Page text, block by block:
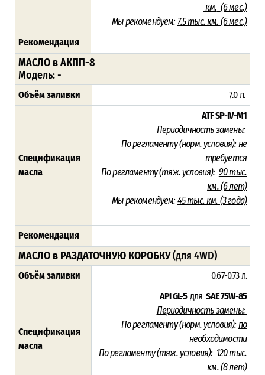
км. (6 мес.)
Мы рекомендуем: 7.5 тыс. км. (6 мес.)
Рекомендация
МАСЛО в АКПП-8
Модель: -
Объём заливки 7.0 л.
Спецификация
масла
ATF SP-IV-M1
Периодичность замены:
По регламенту (норм. условия): не
требуется
По регламенту (тяж. условия): 90 тыс.
км. (6 лет)
Мы рекомендуем: 45 тыс. км. (3 года)
Рекомендация
МАСЛО в РАЗДАТОЧНУЮ КОРОБКУ(для 4WD)
Объём заливки 0.67-0.73 л.
Спецификация
масла
API GL-5 дляSAE 75W-85
Периодичность замены:
По регламенту (норм. условия): по
необходимости
По регламенту (тяж. условия): 120 тыс.
км. (8 лет)